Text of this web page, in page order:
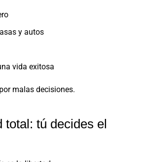
y autos
vida exitosa
malas decisiones.
total: tú decides el